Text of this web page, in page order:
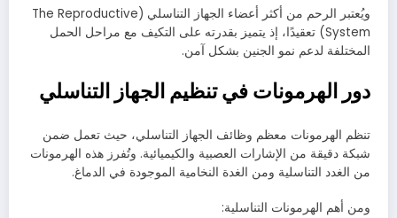
ويُعتبر الرحم من أكثر أعضاء الجهاز التناسلي (The Reproductive
System) تعقيدًا، إذ يتميز بقدرته على التكيف مع مراحل الحمل
المختلفة لدعم نمو الجنين بشكل آمن.
دور الهرمونات في تنظيم الجهاز التناسلي
تنظم الهرمونات معظم وظائف الجهاز التناسلي، حيث تعمل ضمن
شبكة دقيقة من الإشارات العصبية والكيميائية. وتُفرز هذه الهرمونات
من الغدد التناسلية ومن الغدة النخامية الموجودة في الدماغ.
ومن أهم الهرمونات التناسلية: